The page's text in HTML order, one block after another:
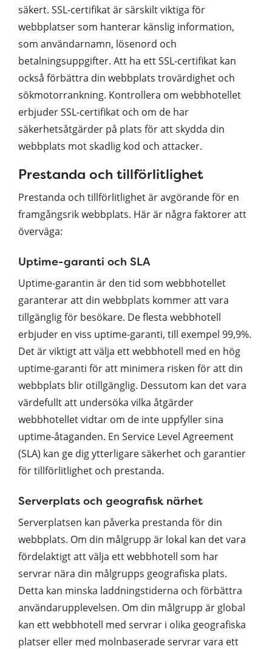
säkert. SSL-certifikat är särskilt viktiga för
webbplatser som hanterar känslig information,
som användarnamn, lösenord och
betalningsuppgifter. Att ha ett SSL-certifikat kan
också förbättra din webbplats trovärdighet och
sökmotorrankning. Kontrollera om webbhotellet
erbjuder SSL-certifikat och om de har
säkerhetsåtgärder på plats för att skydda din
webbplats mot skadlig kod och attacker.
Prestanda och tillförlitlighet
Prestanda och tillförlitlighet är avgörande för en
framgångsrik webbplats. Här är några faktorer att
överväga:
Uptime-garanti och SLA
Uptime-garantin är den tid som webbhotellet
garanterar att din webbplats kommer att vara
tillgänglig för besökare. De flesta webbhotell
erbjuder en viss uptime-garanti, till exempel 99,9%.
Det är viktigt att välja ett webbhotell med en hög
uptime-garanti för att minimera risken för att din
webbplats blir otillgänglig. Dessutom kan det vara
värdefullt att undersöka vilka åtgärder
webbhotellet vidtar om de inte uppfyller sina
uptime-åtaganden. En Service Level Agreement
(SLA) kan ge dig ytterligare säkerhet och garantier
för tillförlitlighet och prestanda.
Serverplats och geografisk närhet
Serverplatsen kan påverka prestanda för din
webbplats. Om din målgrupp är lokal kan det vara
fördelaktigt att välja ett webbhotell som har
servrar nära din målgrupps geografiska plats.
Detta kan minska laddningstiderna och förbättra
användarupplevelsen. Om din målgrupp är global
kan ett webbhotell med servrar i olika geografiska
platser eller med molnbaserade servrar vara ett